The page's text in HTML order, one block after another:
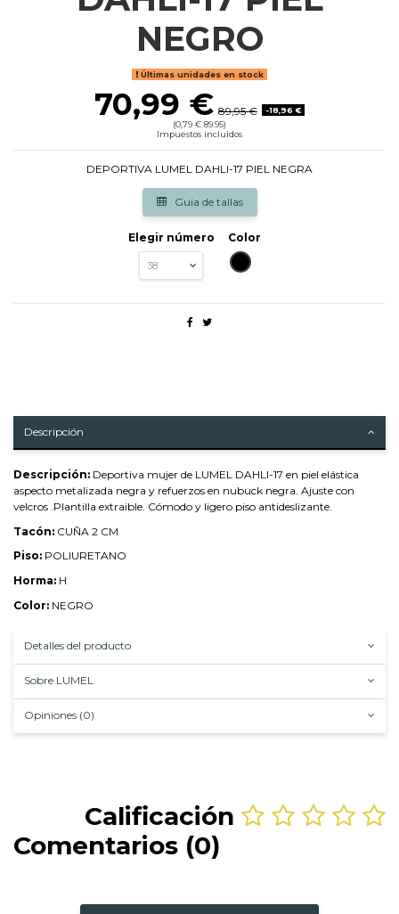
NEGRO
Últimas unidades en stock
70,99 € 89,95 €
-18,96 €
(0,79 € 89.95)
Impuestos incluidos
DEPORTIVA LUMEL DAHLI-17 PIEL NEGRA
Guia de tallas
Elegir número
Color
NEGRO
Descripción
Descripción: Deportiva mujer de LUMEL DAHLI-17 en piel elástica
aspecto metalizada negra y refuerzos en nubuck negra. Ajuste con
velcros .Plantilla extraible. Cómodo y ligero piso antideslizante.
Tacón: CUÑA 2 CM
Piso: POLIURETANO
Horma: H
Color: NEGRO
Detalles del producto
Sobre LUMEL
Opiniones (0)
Calificación
Comentarios (0)